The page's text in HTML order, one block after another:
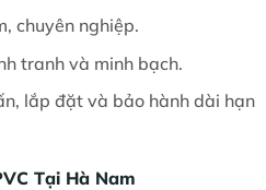
chuyên nghiệp.
tranh và minh bạch.
lắp đặt và bảo hành dài hạn
Tại Hà Nam